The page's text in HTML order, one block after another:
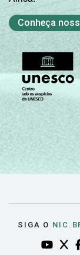
Conheça
SIGA O